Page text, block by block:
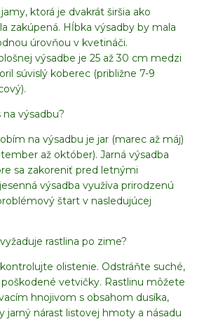
ktorá je dvakrát širšia ako
zakúpená. Hĺbka výsadby by mala
úrovňou v kvetináči.
výsadbe je 25 až 30 cm medzi
súvislý koberec (približne 7-9
na výsadbu?
na výsadbu je jar (marec až máj)
až október). Jarná výsadba
sa zakoreniť pred letnými
výsadba využíva prirodzenú
štart v nasledujúcej
rastlina po zime?
olistenie. Odstráňte suché,
vetvičky. Rastlinu môžete
hnojivom s obsahom dusíka,
jarný nárast listovej hmoty a násadu